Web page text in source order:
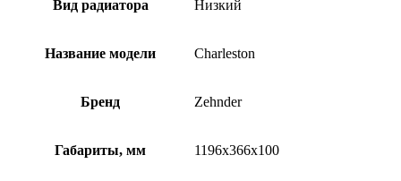
Вид радиатора Низкий
Название модели Charleston
Бренд Zehnder
Габариты, мм 1196x366x100